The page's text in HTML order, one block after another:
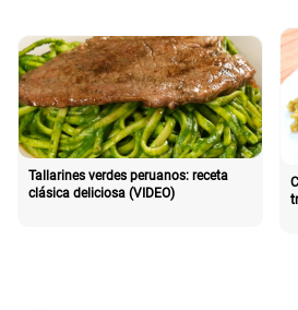
Tallarines verdes peruanos: receta
clásica deliciosa (VIDEO)